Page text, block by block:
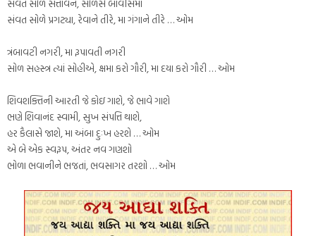
સંવત સોળ સત્તાવન, સોળસે બાવીસમાં
સંવત સોળે પ્રગટ્યા, રેવાને તીરે, મા ગંગાને તીરે … ઓમ
ત્રંબાવટી નગરી, મા રૂપાવતી નગરી
સોળ સહસ્ત્ર ત્યાં સોહીએ, ક્ષમા કરો ગૌરી, મા દયા કરો ગૌરી … ઓમ
શિવશક્તિની આરતી જે કોઇ ગાશે, જે ભાવે ગાશે
ભણે શિવાનંદ સ્વામી, સુખ સંપત્તિ થાશે,
હર કૈલાસે જાશે, મા અંબા દુઃખ હરશે … ઓમ
એ બે એક સ્વરૂપ, અંતર નવ ગણશો
ભોળા ભવાનીને ભજતાં, ભવસાગર તરશો … ઓમ